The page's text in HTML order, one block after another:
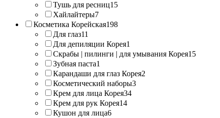
Тушь для ресниц15
Хайлайтеры7
Косметика Корейская198
Для глаз11
Для депиляции Корея1
Скрабы | пилинги | для умывания Корея15
Зубная паста1
Карандаши для глаз Корея2
Косметический наборы3
Крем для лица Корея34
Крем для рук Корея14
Кушон для лица6